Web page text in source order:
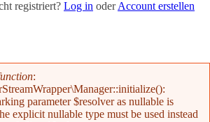
registriert? Log in oderAccount erstellen
:
parameter $resolver as nullable is
explicit nullable type must be used instead